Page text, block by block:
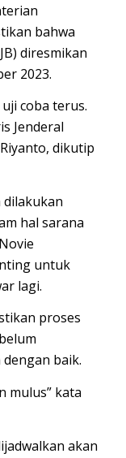
bahwa
diresmikan
2023.
coba terus.
Jenderal
dikutip
dilakukan
hal sarana
untuk
lagi.
proses
baik.
mulus” kata
akan